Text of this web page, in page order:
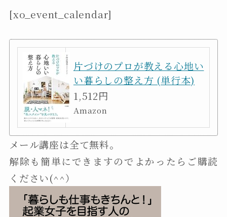
[xo_event_calendar]
片づけのプロが教える心地い
い暮らしの整え方 (単行本)
1,512円
Amazon
メール講座は全て無料。
解除も簡単にできますのでよかったらご購読
ください(^^）